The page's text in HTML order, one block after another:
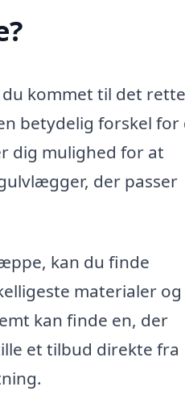
kommet til det rette
betydelig forskel for
dig mulighed for at
der passer
kan du finde
materialer og
kan finde en, der
et tilbud direkte fra